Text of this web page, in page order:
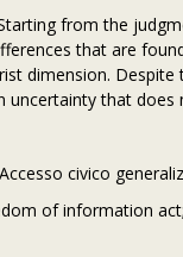
from the
that are
dimension.
uncertainty that
Accesso civico
of information act;